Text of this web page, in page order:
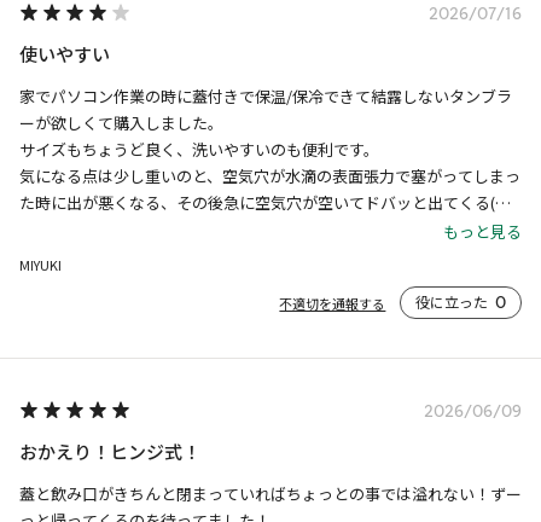
2026/07/16
使いやすい
家でパソコン作業の時に蓋付きで保温/保冷できて結露しないタンブラ
ーが欲しくて購入しました。
サイズもちょうど良く、洗いやすいのも便利です。
気になる点は少し重いのと、空気穴が水滴の表面張力で塞がってしまっ
た時に出が悪くなる、その後急に空気穴が空いてドバッと出てくる(こ
もっと見る
MIYUKI
不適切を通報する 役に立った 0
2026/06/09
おかえり！ヒンジ式！
蓋と飲み口がきちんと閉まっていればちょっとの事では溢れない！ずー